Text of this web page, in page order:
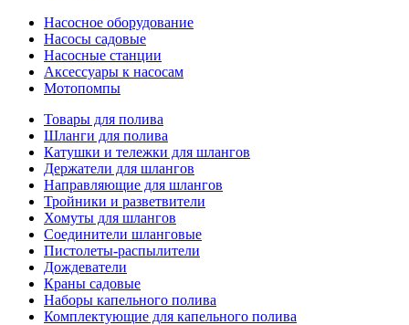
Насосное оборудование
Насосы садовые
Насосные станции
Аксессуары к насосам
Мотопомпы
Товары для полива
Шланги для полива
Катушки и тележки для шлангов
Держатели для шлангов
Направляющие для шлангов
Тройники и разветвители
Хомуты для шлангов
Соединители шланговые
Пистолеты-распылители
Дождеватели
Краны садовые
Наборы капельного полива
Комплектующие для капельного полива